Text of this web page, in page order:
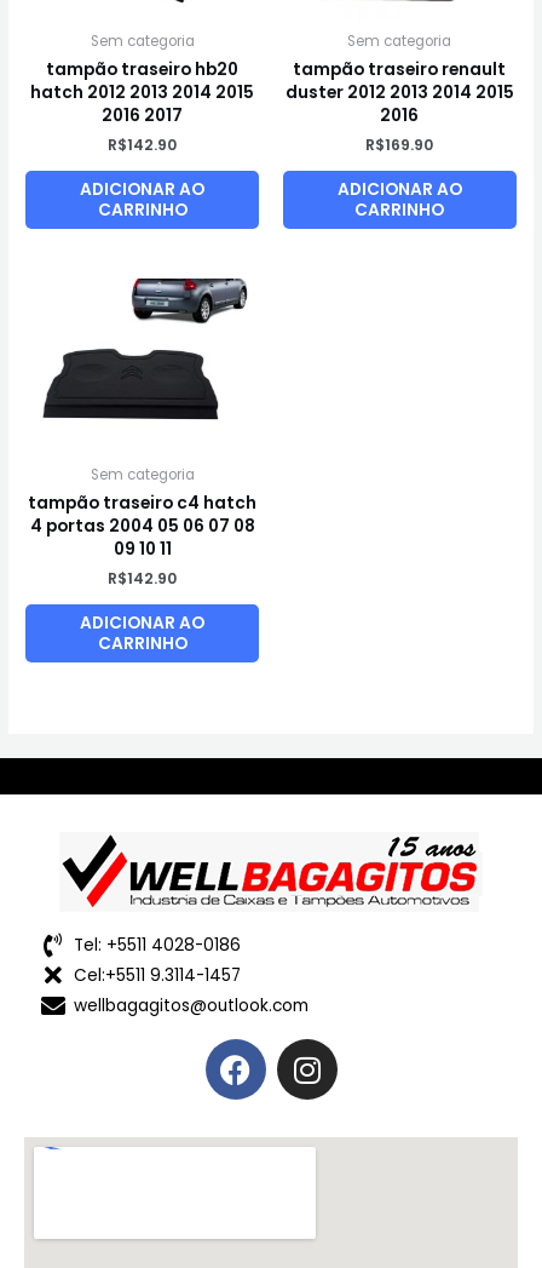
Sem categoria
tampão traseiro hb20
hatch 2012 2013 2014 2015
2016 2017
R$142.90
ADICIONAR AO
CARRINHO
Sem categoria
tampão traseiro renault
duster 2012 2013 2014 2015
2016
R$169.90
ADICIONAR AO
CARRINHO
Sem categoria
tampão traseiro c4 hatch
4 portas 2004 05 06 07 08
09 10 11
R$142.90
ADICIONAR AO
CARRINHO
Tel: +5511 4028-0186
Cel:+5511 9.3114-1457
wellbagagitos@outlook.com